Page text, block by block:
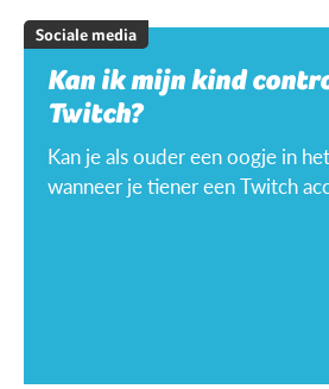
Sociale media
Kan ik mijn kind
Twitch?
Kan je als ouder een oogje in
wanneer je tiener een Twitch